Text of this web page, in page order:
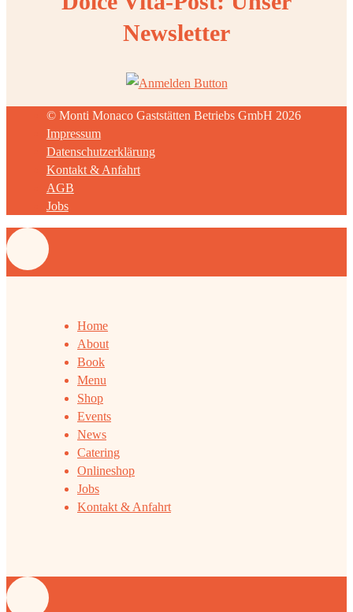
Newsletter
© Monti Monaco Gaststätten Betriebs GmbH 2026
Impressum
Datenschutzerklärung
Kontakt & Anfahrt
AGB
Jobs
Home
About
Book
Menu
Shop
Events
News
Catering
Onlineshop
Jobs
Kontakt & Anfahrt